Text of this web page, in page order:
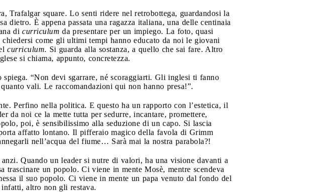
Trafalgar square. Lo senti ridere nel retrobottega, guardandosi la
dietro. È appena passata una ragazza italiana, una delle centinaia
di curriculum da presentare per un impiego. La foto, quasi
come gli ultimi tempi hanno educato da noi le giovani
curriculum. Si guarda alla sostanza, a quello che sai fare. Altro
si chiama, appunto, concretezza.
“Non devi sgarrare, né scoraggiarti. Gli inglesi ti fanno
vali. Le raccomandazioni qui non hanno presa!”.
Perfino nella politica. E questo ha un rapporto con l’estetica, il
da noi ce la mette tutta per sedurre, incantare, promettere,
poi, è sensibilissimo alla seduzione di un capo. Si lascia
affatto lontano. Il pifferaio magico della favola di Grimm
nell’acqua del fiume… Sarà mai la nostra parabola?!
Quando un leader si nutre di valori, ha una visione davanti a
un popolo. Ci viene in mente Mosè, mentre scendeva
il suo popolo. Ci viene in mente un papa venuto dal fondo del
altro non gli restava.